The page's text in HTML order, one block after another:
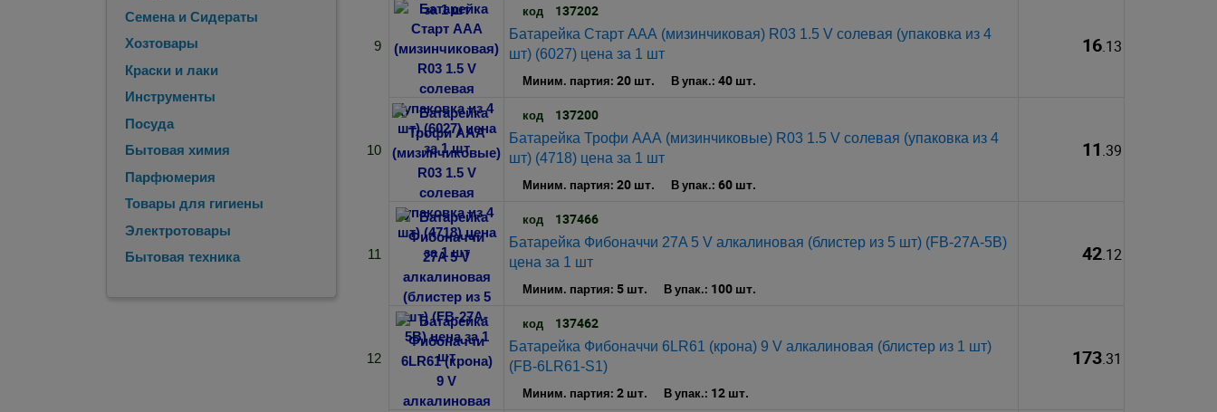
Семена и Сидераты
Хозтовары
Краски и лаки
Инструменты
Посуда
Бытовая химия
Парфюмерия
Товары для гигиены
Электротовары
Бытовая техника
9
код 137202
Батарейка Старт ААА (мизинчиковая) R03 1.5 V солевая (упаковка из 4
шт) (6027) цена за 1 шт
Миним. партия: 20 шт. В упак.: 40 шт.
16.13
10
код 137200
Батарейка Трофи ААА (мизинчиковые) R03 1.5 V солевая (упаковка из 4
шт) (4718) цена за 1 шт
Миним. партия: 20 шт. В упак.: 60 шт.
11.39
11
код 137466
Батарейка Фибоначчи 27A 5 V алкалиновая (блистер из 5 шт) (FB-27A-5B)
цена за 1 шт
Миним. партия: 5 шт. В упак.: 100 шт.
42.12
12
код 137462
Батарейка Фибоначчи 6LR61 (крона) 9 V алкалиновая (блистер из 1 шт)
(FB-6LR61-S1)
Миним. партия: 2 шт. В упак.: 12 шт.
173.31